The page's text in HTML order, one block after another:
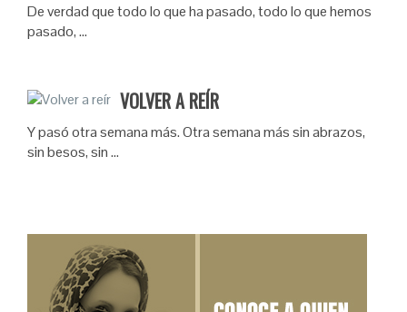
De verdad que todo lo que ha pasado, todo lo que hemos
pasado, …
VOLVER A REÍR
Y pasó otra semana más. Otra semana más sin abrazos,
sin besos, sin …